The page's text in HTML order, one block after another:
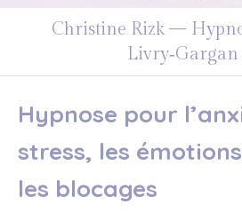
Christine Rizk —
Livry‑Gargan
Hypnose pour
stress, les
les blocages